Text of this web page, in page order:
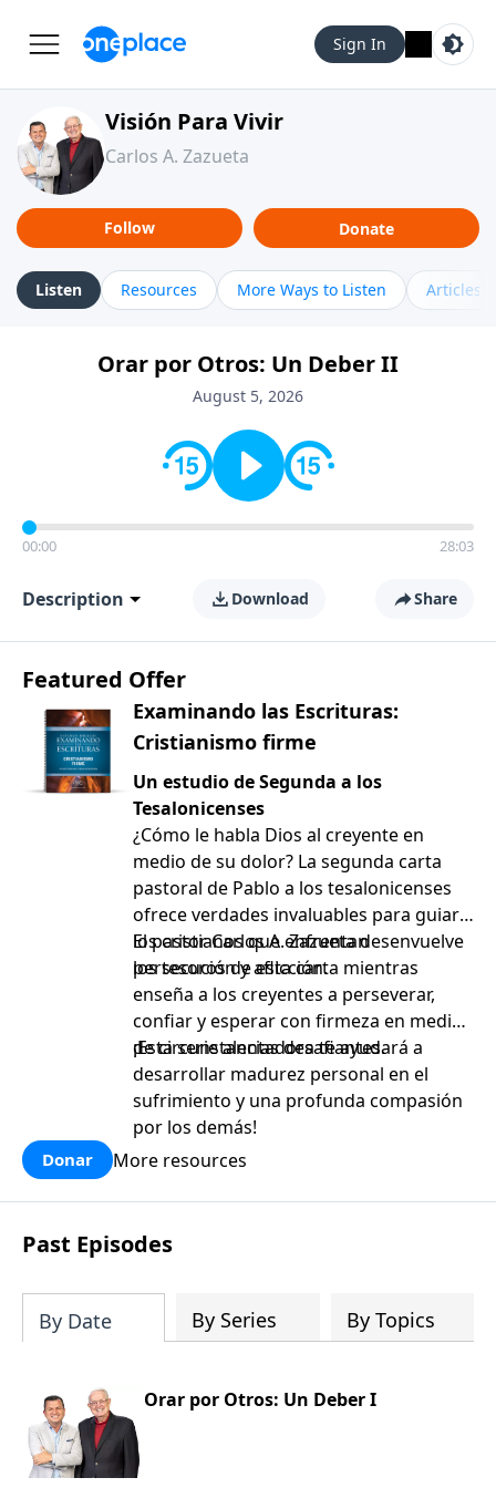
Sign In
Visión Para Vivir
Carlos A. Zazueta
Follow Donate
Listen Resources More Ways to Listen Articles
Orar por Otros: Un Deber II
August 5, 2026
00:00 28:03
Description Download Share
Featured Offer
Examinando las Escrituras:
Cristianismo firme
Un estudio de Segunda a los
Tesalonicenses
¿Cómo le habla Dios al creyente en
medio de su dolor? La segunda carta
pastoral de Pablo a los tesalonicenses
ofrece verdades invaluables para guiar a
los cristianos que enfrentan
persecución y aflicción.
El pastor Carlos A. Zazueta desenvuelve
los tesoros de esta carta mientras
enseña a los creyentes a perseverar,
confiar y esperar con firmeza en medio
de circunstancias desafiantes.
¡Esta serie alentadora te ayudará a
desarrollar madurez personal en el
sufrimiento y una profunda compasión
por los demás!
Donar More resources
Past Episodes
By Date By Series By Topics
Orar por Otros: Un Deber I